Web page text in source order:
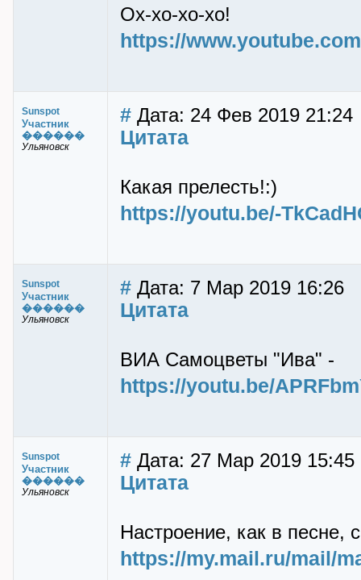
Ох-хо-хо-хо!
https://
Sunspot
Участник
������
Ульяновск
# Дата: 24 Фев 2019 21:24
Цитата
Какая прелесть!:)
https://youtu.be/-
Sunspot
Участник
������
Ульяновск
# Дата: 7 Мар 2019 16:26
Цитата
ВИА Самоцветы "Ива" -
https://youtu.be/
Sunspot
Участник
������
Ульяновск
# Дата: 27 Мар 2019 15:45
Цитата
Настроение, как в песне,
https://my.mail.ru/mail/